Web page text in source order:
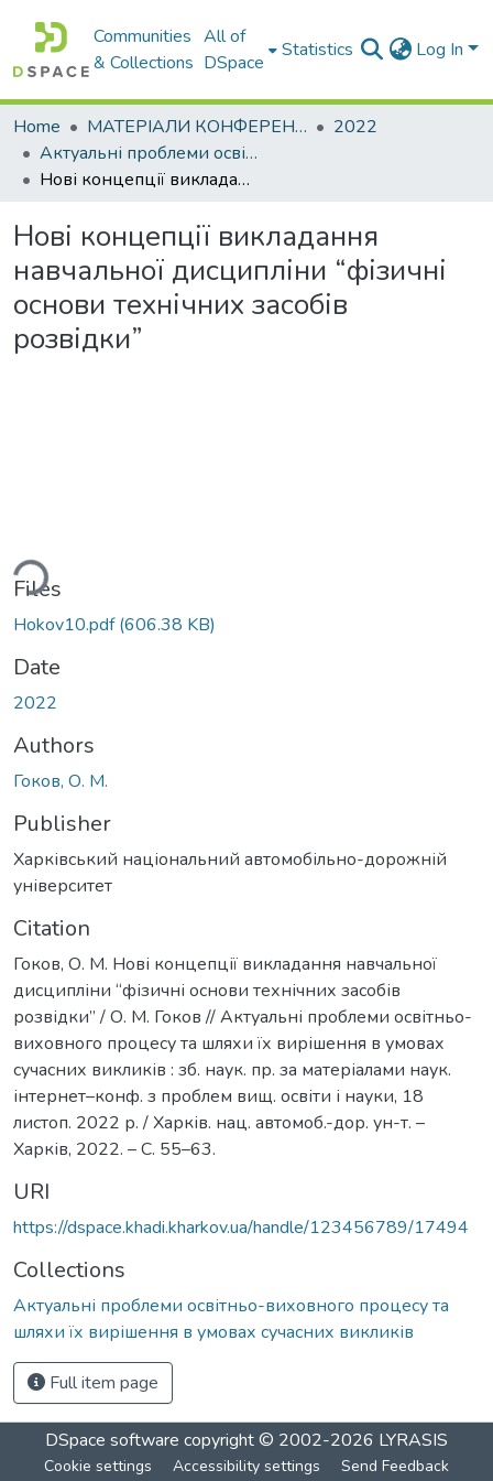
Communities
& Collections
All of
DSpace
Statistics Log In
Home МАТЕРІАЛИ КОНФЕРЕНЦІЙ
2022
Актуальні проблеми освітньо-виховного процесу та шляхи їх вирішення в умовах сучасних викликів
Нові концепції викладання навчальної дисципліни “фізичні основи технічних засобів розвідки”
Нові концепції викладання
навчальної дисципліни “фізичні
основи технічних засобів
розвідки”
Files
Hokov10.pdf(606.38 KB)
Date
2022
Authors
Гоков, О. М.
Publisher
Харківський національний автомобільно-дорожній
університет
Citation
Гоков, О. М. Нові концепції викладання навчальної
дисципліни “фізичні основи технічних засобів
розвідки” / О. М. Гоков // Актуальні проблеми освітньо-
виховного процесу та шляхи їх вирішення в умовах
сучасних викликів : зб. наук. пр. за матеріалами наук.
інтернет–конф. з проблем вищ. освіти і науки, 18
листоп. 2022 р. / Харків. нац. автомоб.-дор. ун-т. –
Харків, 2022. – С. 55–63.
URI
https://dspace.khadi.kharkov.ua/handle/123456789/17494
Collections
Актуальні проблеми освітньо-виховного процесу та
шляхи їх вирішення в умовах сучасних викликів
Full item page
DSpace software copyright © 2002-2026 LYRASIS
Cookie settings Accessibility settings Send Feedback